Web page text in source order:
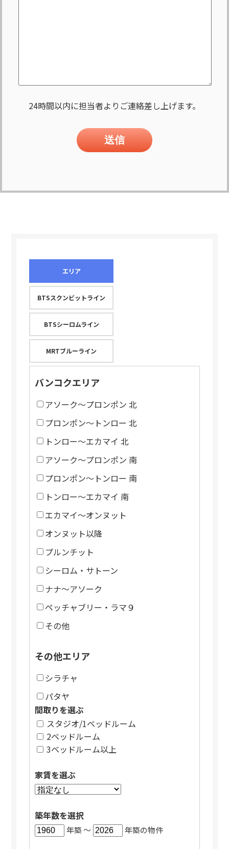
24時間以内に担当者よりご連絡差し上げます。
エリア
BTSスクンビットライン
BTSシーロムライン
MRTブルーライン
バンコクエリア
アソーク～プロンポン 北
プロンポン～トンロー 北
トンロー～エカマイ 北
アソーク～プロンポン 南
プロンポン～トンロー 南
トンロー～エカマイ 南
エカマイ～オンヌット
オンヌット以降
プルンチット
シーロム・サトーン
ナナ～アソーク
ペッチャブリー・ラマ９
その他
その他エリア
シラチャ
パタヤ
間取りを選ぶ
スタジオ/1ベッドルーム
2ベッドルーム
3ベッドルーム以上
家賃を選ぶ
築年数を選択
年築 〜 年築の物件